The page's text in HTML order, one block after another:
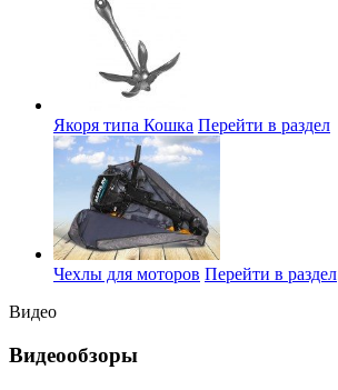
Якоря типа Кошка Перейти в раздел
Чехлы для моторов Перейти в раздел
Видео
Видеообзоры